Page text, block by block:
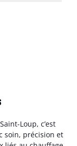
Loup, c’est
soin, précision et